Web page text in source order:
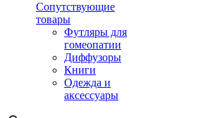
Сопутствующие
товары
Футляры для
гомеопатии
Диффузоры
Книги
Одежда и
аксессуары